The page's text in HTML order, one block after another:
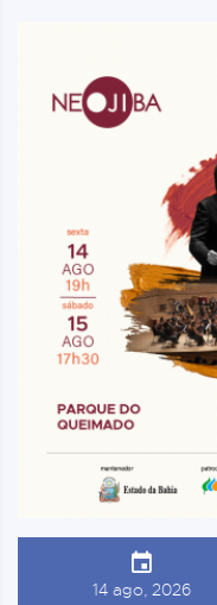
14 ago, 2026